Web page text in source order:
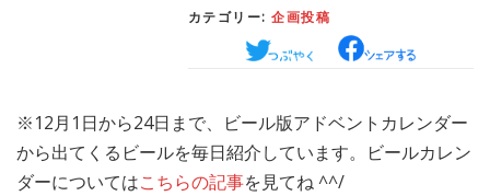
– 日本人の考察
MEDIA– メディア掲載 TRAVEL– 旅行
カテゴリー: 企画投稿
※12月1日から24日まで、ビール版アドベントカレンダー
から出てくるビールを毎日紹介しています。ビールカレン
ダーについてはこちらの記事を見てね ^^/